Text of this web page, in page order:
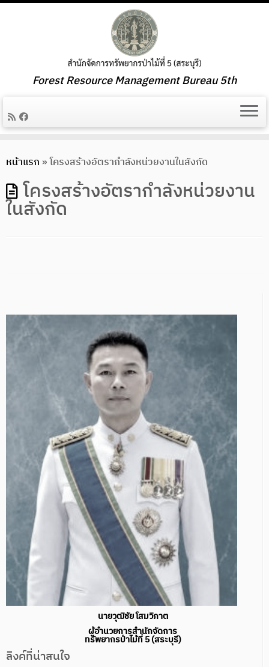
to
Forest Resource Management Bureau 5th
หน้าแรก »โครงสร้างอัตรากำลังหน่วยงานในสังกัด
โครงสร้างอัตรากำลังหน่วยงาน
ในสังกัด
นายวุฒิชัย โสมวิภาต
ผู้อำนวยการสำนักจัดการ
ทรัพยากรป่าไม้ที่ 5 (สระบุรี)
ลิงค์ที่น่าสนใจ